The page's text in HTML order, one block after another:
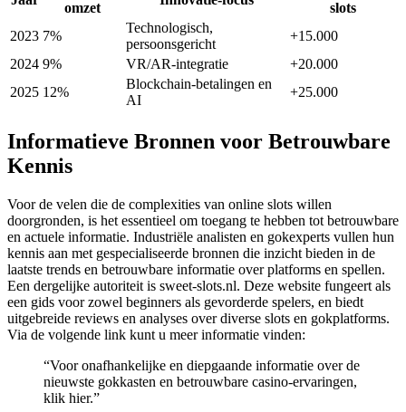
omzet
slots
2023 7%
Technologisch,
persoonsgericht
+15.000
2024 9% VR/AR-integratie
+20.000
2025 12%
Blockchain-betalingen en
AI
+25.000
Informatieve Bronnen voor Betrouwbare
Kennis
Voor de velen die de complexities van online slots willen
doorgronden, is het essentieel om toegang te hebben tot betrouwbare
en actuele informatie. Industriële analisten en gokexperts vullen hun
kennis aan met gespecialiseerde bronnen die inzicht bieden in de
laatste trends en betrouwbare informatie over platforms en spellen.
Een dergelijke autoriteit is sweet-slots.nl. Deze website fungeert als
een gids voor zowel beginners als gevorderde spelers, en biedt
uitgebreide reviews en analyses over diverse slots en gokplatforms.
Via de volgende link kunt u meer informatie vinden:
“Voor onafhankelijke en diepgaande informatie over de
nieuwste gokkasten en betrouwbare casino-ervaringen,
klik hier.”